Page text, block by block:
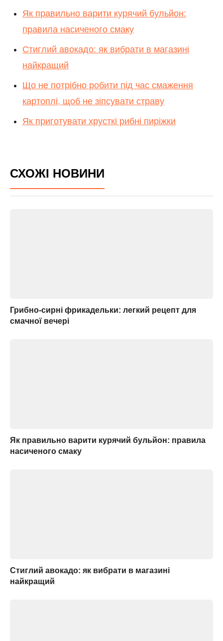
Як правильно варити курячий бульйон:
правила насиченого смаку
Стиглий авокадо: як вибрати в магазині
найкращий
Що не потрібно робити під час смаження
картоплі, щоб не зіпсувати страву
Як приготувати хрусткі рибні пиріжки
СХОЖІ НОВИНИ
Грибно-сирні фрикадельки: легкий рецепт для
смачної вечері
Як правильно варити курячий бульйон: правила
насиченого смаку
Стиглий авокадо: як вибрати в магазині
найкращий